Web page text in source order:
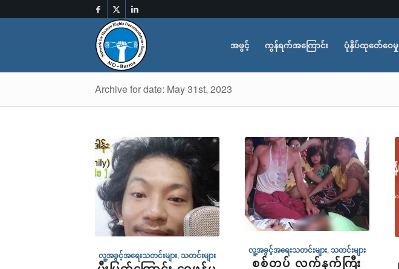
အဖွင့် ကွန်ရက်အကြောင်း ပုံနှိပ်ထုတ်ေဝေမှု
Archive for date: May 31st, 2023
လူ့အခွင့်အရေးသတင်းများ,သတင်းများ လူ့အခွင့်အရေးသတင်းများ,သတင်းများ
စစ်တပ် လက်နက်ကြီး